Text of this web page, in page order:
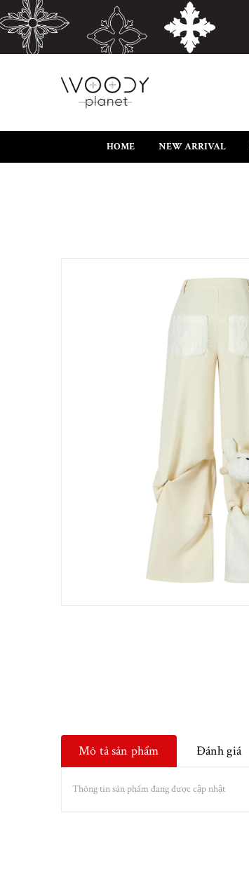
HOME NEW ARRIVAL
Mô tả sản phẩm Đánh giá
Thông tin sản phẩm đang được cập nhật